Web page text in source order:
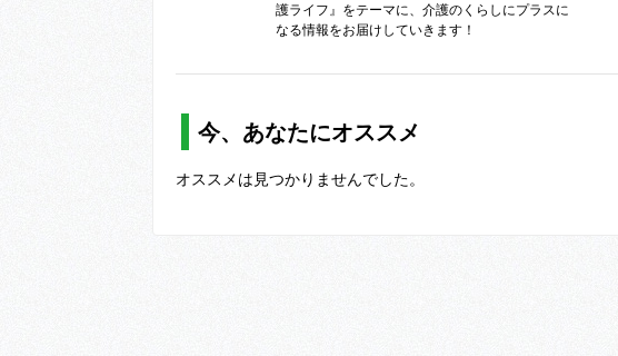
護ライフ』をテーマに、介護のくらしにプラスに
なる情報をお届けしていきます！
今、あなたにオススメ
オススメは見つかりませんでした。